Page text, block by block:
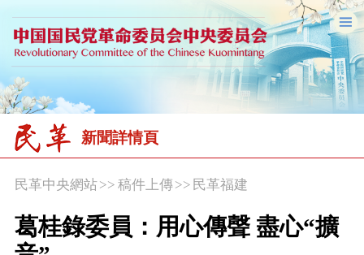
新聞詳情頁
民革中央網站>> 稿件上傳>> 民革福建
葛桂錄委員：用心傳聲 盡心“擴